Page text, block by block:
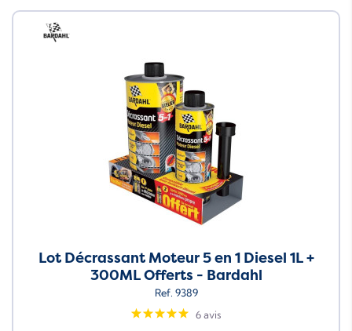
Neuf
Lot Décrassant Moteur 5 en 1 Diesel 1L +
300ML Offerts - Bardahl
Ref. 9389
6 avis